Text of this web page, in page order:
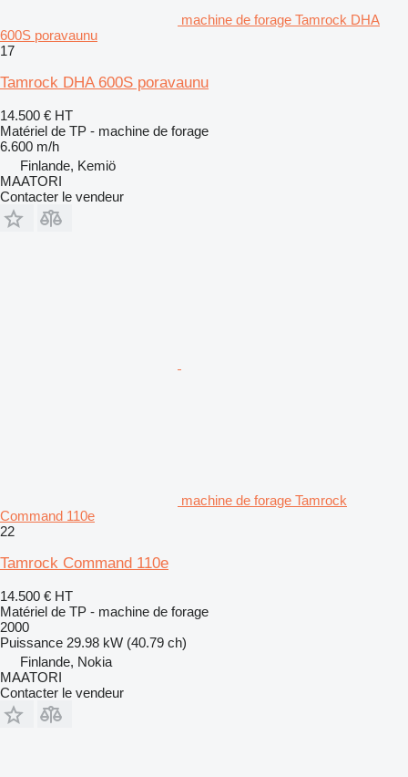
machine de forage Tamrock DHA
600S poravaunu
17
Tamrock DHA 600S poravaunu
14.500 € HT
Matériel de TP - machine de forage
6.600 m/h
Finlande, Kemiö
MAATORI
Contacter le vendeur
machine de forage Tamrock
Command 110e
22
Tamrock Command 110e
14.500 € HT
Matériel de TP - machine de forage
2000
Puissance 29.98 kW (40.79 ch)
Finlande, Nokia
MAATORI
Contacter le vendeur